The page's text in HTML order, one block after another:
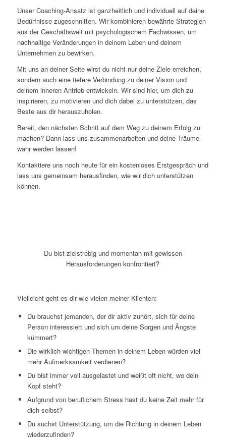
Unser Coaching-Ansatz ist ganzheitlich und individuell auf deine
Bedürfnisse zugeschnitten. Wir kombinieren bewährte Strategien
aus der Geschäftswelt mit psychologischem Fachwissen, um
nachhaltige Veränderungen in deinem Leben und deinem
Unternehmen zu bewirken.
Mit uns an deiner Seite wirst du nicht nur deine Ziele erreichen,
sondern auch eine tiefere Verbindung zu deiner Vision und
deinem inneren Antrieb entwickeln. Wir sind hier, um dich zu
inspirieren, zu motivieren und dich dabei zu unterstützen, das
Beste aus dir herauszuholen.
Bereit, den nächsten Schritt auf dem Weg zu deinem Erfolg zu
machen? Dann lass uns zusammenarbeiten und deine Träume
wahr werden lassen!
Kontaktiere uns noch heute für ein kostenloses Erstgespräch und
lass uns gemeinsam herausfinden, wie wir dich unterstützen
können.
Du bist zielstrebig und momentan mit gewissen
Herausforderungen konfrontiert?
Vielleicht geht es dir wie vielen meiner Klienten:
Du brauchst jemanden, der dir aktiv zuhört, sich für deine
Person interessiert und sich um deine Sorgen und Ängste
kümmert?
Die wirklich wichtigen Themen in deinem Leben würden viel
mehr Aufmerksamkeit verdienen?
Du bist immer voll ausgelastet und weißt oft nicht, wo dein
Kopf steht?
Aufgrund von beruflichem Stress hast du keine Zeit mehr für
dich selbst?
Du suchst Unterstützung, um die Richtung in deinem Leben
wiederzufinden?